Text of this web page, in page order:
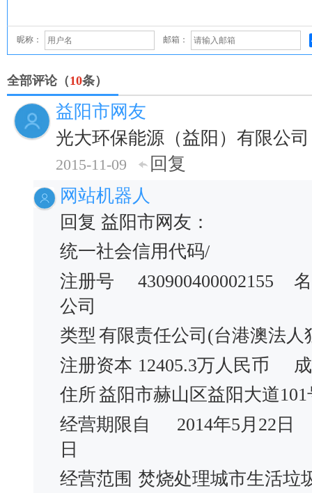
昵称： 邮箱：
全部评论（10条）
益阳市网友
光大环保能源（益阳）有限公司
2015-11-09
回复
网站机器人
回复 益阳市网友：
统一社会信用代码/
注册号
430900400002155
公司
类型 有限责任公司(台港澳法人
注册资本 12405.3万人民币
住所益阳市赫山区益阳大道
经营期限自
2014年5月22日
日
经营范围 焚烧处理城市生活垃